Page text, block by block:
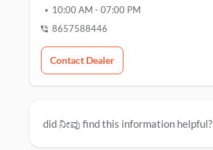
10:00 AM - 07:00 PM
8657588446
Contact Dealer
did ನೀವು find this information helpful?